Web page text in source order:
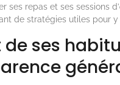
ses repas et ses sessions d’
de stratégies utiles pour y
de ses